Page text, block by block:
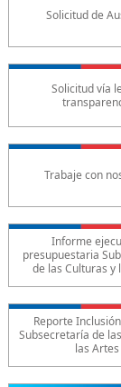
Solicitud de
Solicitud vía
Trabaje con
Informe
presupuestaria
de las Culturas y
Reporte
Subsecretaría de
las Artes